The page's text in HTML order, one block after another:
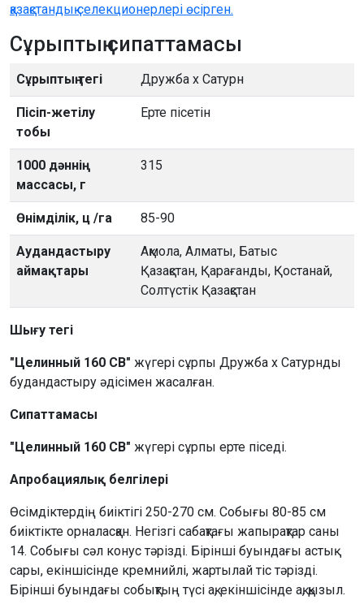
қазақстандық селекционерлері өсірген.
Сұрыптың сипаттамасы
Сұрыптың тегі Дружба х Сатурн
Пісіп-жетілу
тобы
Ерте пісетін
1000 дәннің
массасы, г
315
Өнімділік, ц /га 85-90
Аудандастыру
аймақтары
Ақмола, Алматы, Батыс
Қазақстан, Қарағанды, Қостанай,
Солтүстік Қазақстан
Шығу тегі
"Целинный 160 СВ" жүгері сұрпы Дружба х Сатурнды
будандастыру әдісімен жасалған.
Сипаттамасы
"Целинный 160 СВ" жүгері сұрпы ерте піседі.
Апробациялық белгілері
Өсімдіктердің биіктігі 250-270 см. Собығы 80-85 см
биіктікте орналасқан. Негізгі сабақтағы жапырақтар саны
14. Собығы сәл конус тәрізді. Бірінші буындағы астық
сары, екіншісінде кремнийлі, жартылай тіс тәрізді.
Бірінші буындағы собықтың түсі ақ, екіншісінде ақ, қызыл.